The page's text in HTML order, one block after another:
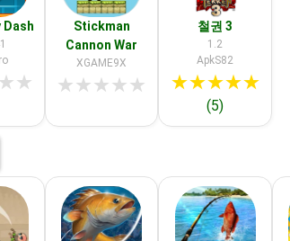
Dash
★★
Stickman
Cannon War
XGAME9X
★★★★★
철권 3
1.2
ApkS82
★★★★★
(5)